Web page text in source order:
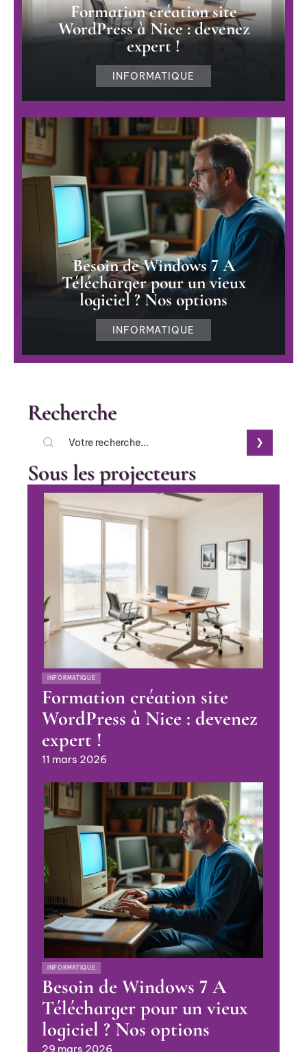
Formation création site
WordPress à Nice : devenez
expert !
INFORMATIQUE
Besoin de Windows 7 A
Télécharger pour un vieux
logiciel ? Nos options
INFORMATIQUE
Recherche
Sous les projecteurs
INFORMATIQUE
Formation création site
WordPress à Nice : devenez
expert !
11 mars 2026
INFORMATIQUE
Besoin de Windows 7 A
Télécharger pour un vieux
logiciel ? Nos options
29 mars 2026